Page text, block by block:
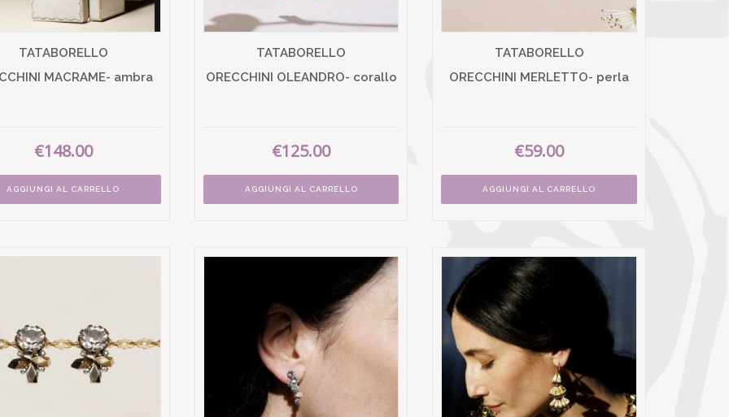
TATABORELLO
MACRAME- ambra
€148.00
AGGIUNGI AL CARRELLO
TATABORELLO
ORECCHINI OLEANDRO- corallo
€125.00
AGGIUNGI AL CARRELLO
TATABORELLO
ORECCHINI MERLETTO- perla
€59.00
AGGIUNGI AL CARRELLO